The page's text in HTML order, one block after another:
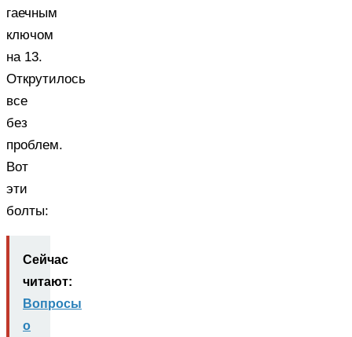
гаечным
ключом
на 13.
Открутилось
все
без
проблем.
Вот
эти
болты:
Сейчас
читают:
Вопросы
о